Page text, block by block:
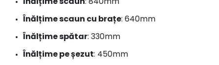
Înălțime scaun cu brațe: 640mm
Înălțime spătar: 330mm
Înălțime pe șezut: 450mm